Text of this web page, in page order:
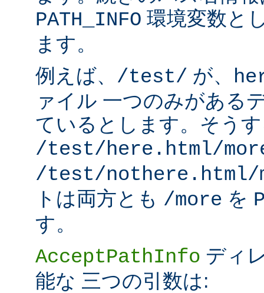
PATH_INFO 環境変数と
ます。
例えば、 /test/ が、
ァイル 一つのみがある
ているとします。そう
/test/here.html/
/test/nothere.html/
トは両方とも /more を
す。
AcceptPathInfo ディ
能な 三つの引数は: